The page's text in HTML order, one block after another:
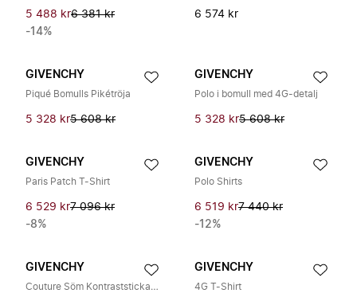
5 488 kr6 381 kr
-14%
6 574 kr
GIVENCHY
Piqué Bomulls Pikétröja
5 328 kr5 608 kr
GIVENCHY
Polo i bomull med 4G-detalj
5 328 kr5 608 kr
GIVENCHY
Paris Patch T-Shirt
6 529 kr7 096 kr
-8%
GIVENCHY
Polo Shirts
6 519 kr7 440 kr
-12%
GIVENCHY
Couture Söm Kontraststickad T-shirt
GIVENCHY
4G T-Shirt